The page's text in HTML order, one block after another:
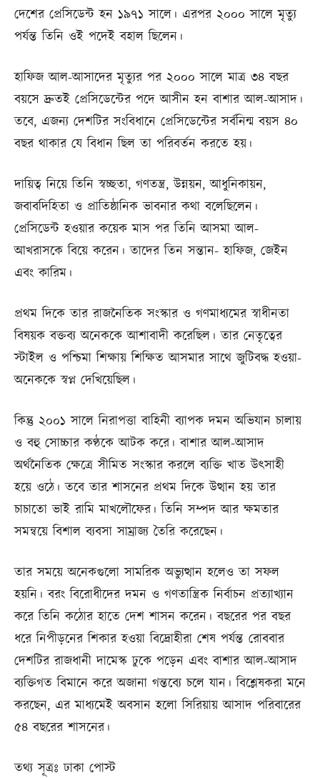
দেশের প্রেসিডেন্ট হন ১৯৭১ সালে। এরপর ২০০০ সালে মৃত্যু
পর্যন্ত তিনি ওই পদেই বহাল ছিলেন।
হাফিজ আল-আসাদের মৃত্যুর পর ২০০০ সালে মাত্র ৩৪ বছর
বয়সে দ্রুতই প্রেসিডেন্টের পদে আসীন হন বাশার আল-আসাদ।
তবে, এজন্য দেশটির সংবিধানে প্রেসিডেন্টের সর্বনিন্ম বয়স ৪০
বছর থাকার যে বিধান ছিল তা পরিবর্তন করতে হয়।
দায়িত্ব নিয়ে তিনি স্বচ্ছতা, গণতন্ত্র, উন্নয়ন, আধুনিকায়ন,
জবাবদিহিতা ও প্রাতিষ্ঠানিক ভাবনার কথা বলেছিলেন।
প্রেসিডেন্ট হওয়ার কয়েক মাস পর তিনি আসমা আল-
আখরাসকে বিয়ে করেন। তাদের তিন সন্তান- হাফিজ, জেইন
এবং কারিম।
প্রথম দিকে তার রাজনৈতিক সংস্কার ও গণমাধ্যমের স্বাধীনতা
বিষয়ক বক্তব্য অনেককে আশাবাদী করেছিল। তার নেতৃত্বের
স্টাইল ও পশ্চিমা শিক্ষায় শিক্ষিত আসমার সাথে জুটিবদ্ধ হওয়া-
অনেককে স্বপ্ন দেখিয়েছিল।
কিন্তু ২০০১ সালে নিরাপত্তা বাহিনী ব্যাপক দমন অভিযান চালায়
ও বহু সোচ্চার কণ্ঠকে আটক করে। বাশার আল-আসাদ
অর্থনৈতিক ক্ষেত্রে সীমিত সংস্কার করলে ব্যক্তি খাত উৎসাহী
হয়ে ওঠে। তবে তার শাসনের প্রথম দিকে উত্থান হয় তার
চাচাতো ভাই রামি মাখলৌফের। তিনি সম্পদ আর ক্ষমতার
সমন্বয়ে বিশাল ব্যবসা সাম্রাজ্য তৈরি করেছেন।
তার সময়ে অনেকগুলো সামরিক অভ্যুত্থান হলেও তা সফল
হয়নি। বরং বিরোধীদের দমন ও গণতান্ত্রিক নির্বাচন প্রত্যাখ্যান
করে তিনি কঠোর হাতে দেশ শাসন করেন। বছরের পর বছর
ধরে নিপীড়নের শিকার হওয়া বিদ্রোহীরা শেষ পর্যন্ত রোববার
দেশটির রাজধানী দামেস্ক ঢুকে পড়েন এবং বাশার আল-আসাদ
ব্যক্তিগত বিমানে করে অজানা গন্তব্যে চলে যান। বিশ্লেষকরা মনে
করছেন, এর মাধ্যমেই অবসান হলো সিরিয়ায় আসাদ পরিবারের
৫৪ বছরের শাসনের।
তথ্য সূত্রঃ ঢাকা পোস্ট